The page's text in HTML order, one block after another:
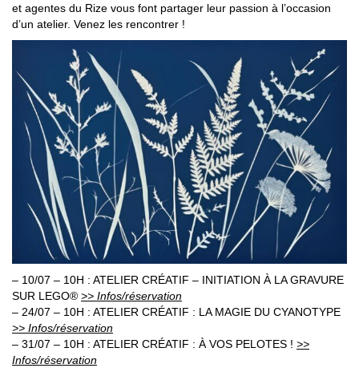
et agentes du Rize vous font partager leur passion à l’occasion
d’un atelier. Venez les rencontrer !
– 10/07 – 10H : ATELIER CRÉATIF – INITIATION À LA GRAVURE
SUR LEGO® >> Infos/réservation
– 24/07 – 10H : ATELIER CRÉATIF : LA MAGIE DU CYANOTYPE
>> Infos/réservation
– 31/07 – 10H : ATELIER CRÉATIF : À VOS PELOTES ! >>
Infos/réservation